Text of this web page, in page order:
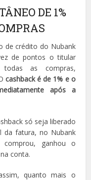
DE 1%
de crédito do Nubank
de pontos o titular
as compras,
cashback é de 1% e o
após a
só seja liberado
da fatura, no Nubank
comprou, ganhou o
conta.
quanto mais o